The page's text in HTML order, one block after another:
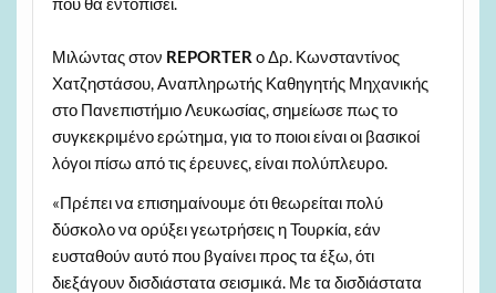
Μιλώντας στον REPORTER o Δρ. Κωνσταντίνος
Χατζηστάσου, Αναπληρωτής Καθηγητής Μηχανικής
στο Πανεπιστήμιο Λευκωσίας, σημείωσε πως το
συγκεκριμένο ερώτημα, για το ποιοι είναι οι βασικοί
λόγοι πίσω από τις έρευνες, είναι πολύπλευρο.
«Πρέπει να επισημαίνουμε ότι θεωρείται πολύ
δύσκολο να ορύξει γεωτρήσεις η Τουρκία, εάν
ευσταθούν αυτό που βγαίνει προς τα έξω, ότι
διεξάγουν δισδιάστατα σεισμικά. Με τα δισδιάστατα